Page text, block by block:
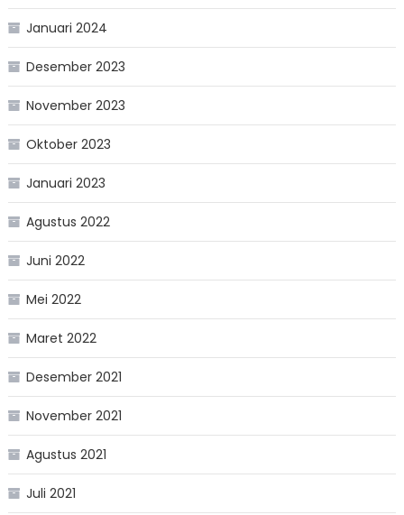
Januari 2024
Desember 2023
November 2023
Oktober 2023
Januari 2023
Agustus 2022
Juni 2022
Mei 2022
Maret 2022
Desember 2021
November 2021
Agustus 2021
Juli 2021